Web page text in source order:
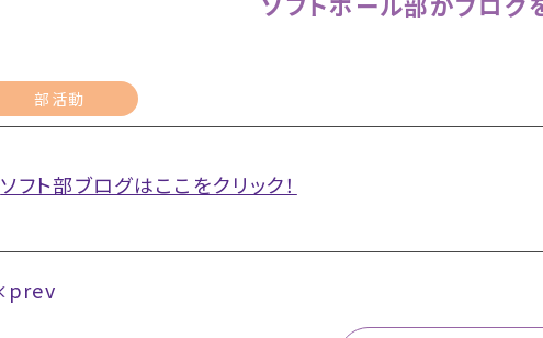
部活動
ソフト部ブログはここをクリック！
prev